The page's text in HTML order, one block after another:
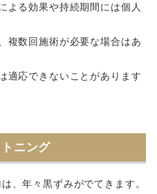
よる効果や持続期間には個人
複数回施術が必要な場合はあ
適応できないことがあります
ニング
、年々黒ずみがでてきます。